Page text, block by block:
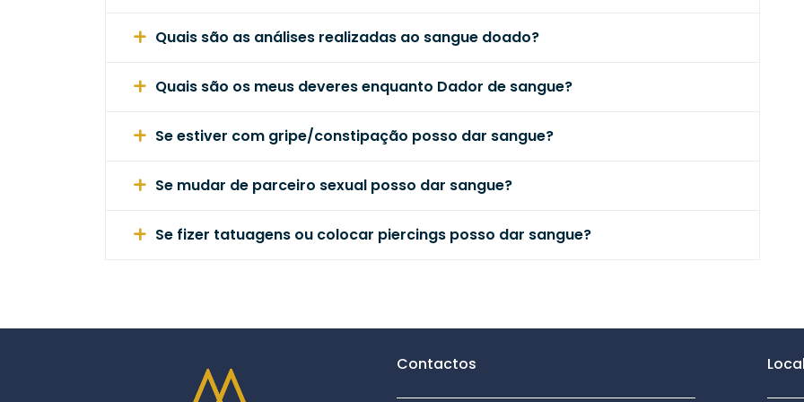
Quais são as análises realizadas ao sangue doado?
Quais são os meus deveres enquanto Dador de sangue?
Se estiver com gripe/constipação posso dar sangue?
Se mudar de parceiro sexual posso dar sangue?
Se fizer tatuagens ou colocar piercings posso dar sangue?
Contactos